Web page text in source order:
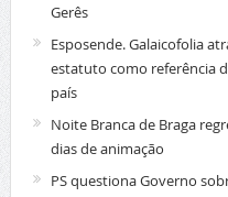
Gerês
Esposende. Galaicofolia
estatuto como referência
país
Noite Branca de Braga
dias de animação
PS questiona Governo